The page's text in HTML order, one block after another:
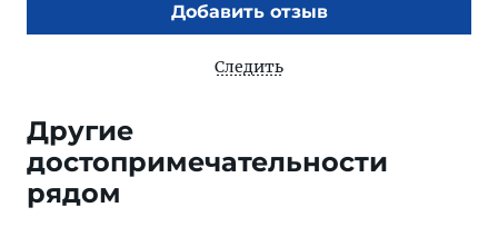
Добавить отзыв
Следить
Другие
достопримечательности
рядом